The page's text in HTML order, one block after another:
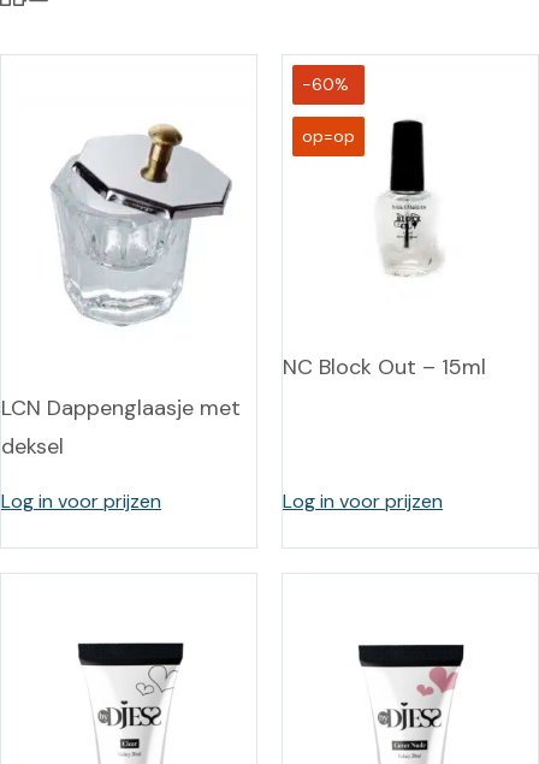
LCN Dappenglaasje met
deksel
Log in voor prijzen
-60%
op=op
NC Block Out – 15ml
Log in voor prijzen